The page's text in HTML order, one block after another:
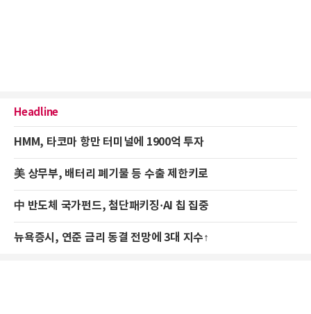
Headline
HMM, 타코마 항만 터미널에 1900억 투자
美 상무부, 배터리 폐기물 등 수출 제한키로
中 반도체 국가펀드, 첨단패키징·AI 칩 집중
뉴욕증시, 연준 금리 동결 전망에 3대 지수↑